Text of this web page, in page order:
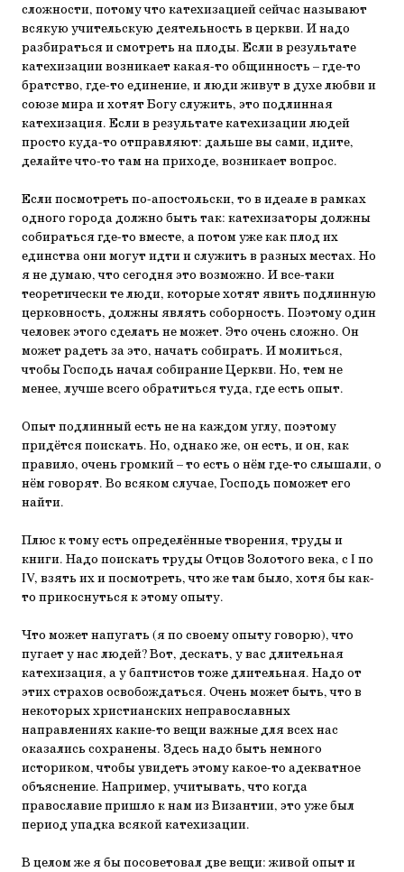
сложности, потому что катехизацией сейчас называют
всякую учительскую деятельность в церкви. И надо
разбираться и смотреть на плоды. Если в результате
катехизации возникает какая-то общинность – где-то
братство, где-то единение, и люди живут в духе любви и
союзе мира и хотят Богу служить, это подлинная
катехизация. Если в результате катехизации людей
просто куда-то отправляют: дальше вы сами, идите,
делайте что-то там на приходе, возникает вопрос.
Если посмотреть по-апостольски, то в идеале в рамках
одного города должно быть так: катехизаторы должны
собираться где-то вместе, а потом уже как плод их
единства они могут идти и служить в разных местах. Но
я не думаю, что сегодня это возможно. И все-таки
теоретически те люди, которые хотят явить подлинную
церковность, должны являть соборность. Поэтому один
человек этого сделать не может. Это очень сложно. Он
может радеть за это, начать собирать. И молиться,
чтобы Господь начал собирание Церкви. Но, тем не
менее, лучше всего обратиться туда, где есть опыт.
Опыт подлинный есть не на каждом углу, поэтому
придётся поискать. Но, однако же, он есть, и он, как
правило, очень громкий – то есть о нём где-то слышали, о
нём говорят. Во всяком случае, Господь поможет его
найти.
Плюс к тому есть определённые творения, труды и
книги. Надо поискать труды Отцов Золотого века, с I по
IV, взять их и посмотреть, что же там было, хотя бы как-
то прикоснуться к этому опыту.
Что может напугать (я по своему опыту говорю), что
пугает у нас людей? Вот, дескать, у вас длительная
катехизация, а у баптистов тоже длительная. Надо от
этих страхов освобождаться. Очень может быть, что в
некоторых христианских неправославных
направлениях какие-то вещи важные для всех нас
оказались сохранены. Здесь надо быть немного
историком, чтобы увидеть этому какое-то адекватное
объяснение. Например, учитывать, что когда
православие пришло к нам из Византии, это уже был
период упадка всякой катехизации.
В целом же я бы посоветовал две вещи: живой опыт и